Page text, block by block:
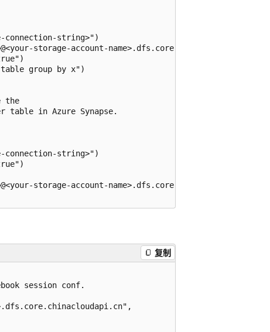
connection-string>")
storage-account-name>.dfs.core.chinacloudapi.cn/
group by x")
the
table in Azure Synapse.
connection-string>")
storage-account-name>.dfs.core.chinacloudapi.cn/
复制
session conf.